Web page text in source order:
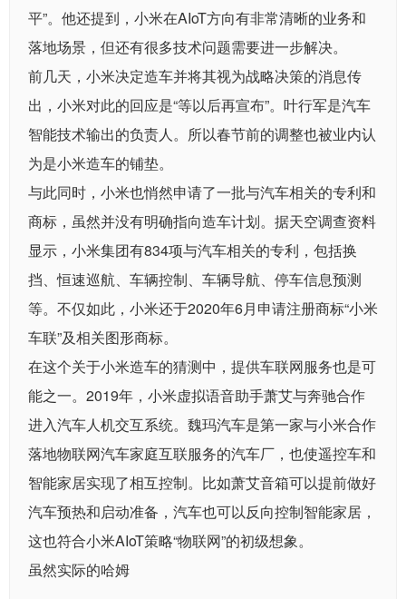
平”。他还提到，小米在AIoT方向有非常清晰的业务和
落地场景，但还有很多技术问题需要进一步解决。
前几天，小米决定造车并将其视为战略决策的消息传
出，小米对此的回应是“等以后再宣布”。叶行军是汽车
智能技术输出的负责人。所以春节前的调整也被业内认
为是小米造车的铺垫。
与此同时，小米也悄然申请了一批与汽车相关的专利和
商标，虽然并没有明确指向造车计划。据天空调查资料
显示，小米集团有834项与汽车相关的专利，包括换
挡、恒速巡航、车辆控制、车辆导航、停车信息预测
等。不仅如此，小米还于2020年6月申请注册商标“小米
车联”及相关图形商标。
在这个关于小米造车的猜测中，提供车联网服务也是可
能之一。2019年，小米虚拟语音助手萧艾与奔驰合作
进入汽车人机交互系统。魏玛汽车是第一家与小米合作
落地物联网汽车家庭互联服务的汽车厂，也使遥控车和
智能家居实现了相互控制。比如萧艾音箱可以提前做好
汽车预热和启动准备，汽车也可以反向控制智能家居，
这也符合小米AIoT策略“物联网”的初级想象。
虽然实际的哈姆